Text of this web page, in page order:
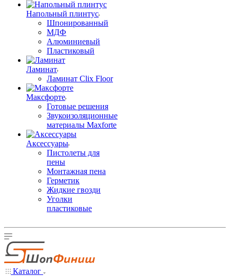
Напольный плинтус
Шпонированный
МДФ
Алюминиевый
Пластиковый
Ламинат
Ламинат Clix Floor
Максфорте
Готовые решения
Звукоизоляционные
материалы Maxforte
Аксессуары
Пистолеты для
пены
Монтажная пена
Герметик
Жидкие гвозди
Уголки
пластиковые
Каталог